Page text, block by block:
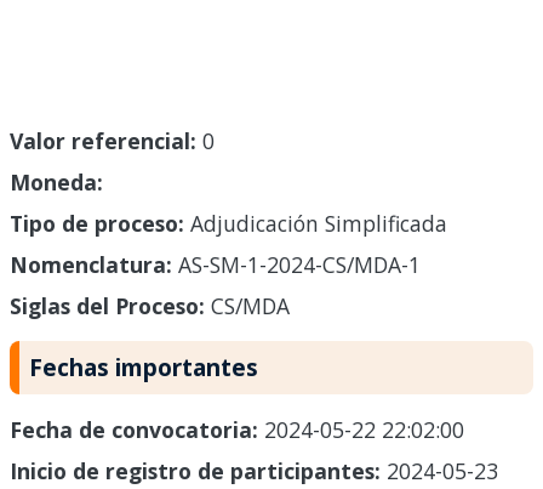
Valor referencial: 0
Moneda:
Tipo de proceso: Adjudicación Simplificada
Nomenclatura: AS-SM-1-2024-CS/MDA-1
Siglas del Proceso: CS/MDA
Fechas importantes
Fecha de convocatoria: 2024-05-22 22:02:00
Inicio de registro de participantes: 2024-05-23